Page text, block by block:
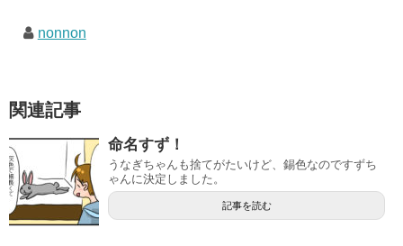
nonnon
関連記事
命名すず！
うなぎちゃんも捨てがたいけど、錫色なのですずち
ゃんに決定しました。
記事を読む